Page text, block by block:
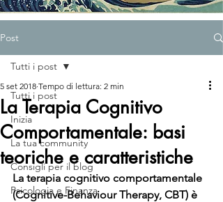
Post
Tutti i post
Inizia
La tua community
Consigli per il blog
Psicologia e Finanza
Tutti i post
La Terapia Cognitivo
Comportamentale: basi
teoriche e caratteristiche
5 set 2018 Tempo di lettura: 2 min
La terapia cognitivo comportamentale
(Cognitive-Behaviour Therapy, CBT) è